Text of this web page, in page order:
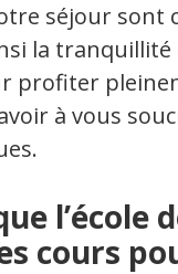
séjour sont
la tranquillité
profiter
à vous
l’école
cours